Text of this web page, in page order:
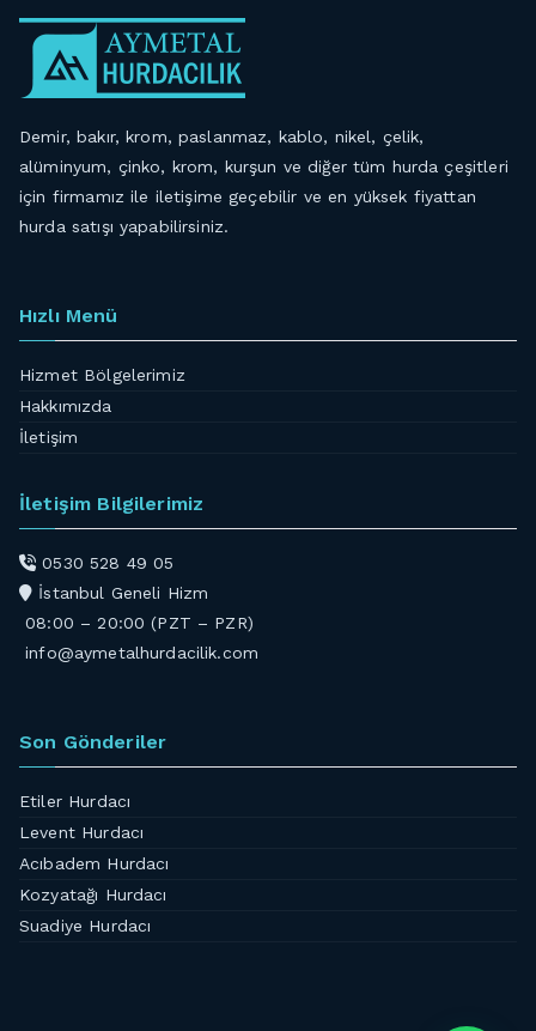
Demir, bakır, krom, paslanmaz, kablo, nikel, çelik,
alüminyum, çinko, krom, kurşun ve diğer tüm hurda çeşitleri
için firmamız ile iletişime geçebilir ve en yüksek fiyattan
hurda satışı yapabilirsiniz.
Hızlı Menü
Hizmet Bölgelerimiz
Hakkımızda
İletişim
İletişim Bilgilerimiz
0530 528 49 05
İstanbul Geneli Hizm
08:00 – 20:00 (PZT – PZR)
info@aymetalhurdacilik.com
Son Gönderiler
Etiler Hurdacı
Levent Hurdacı
Acıbadem Hurdacı
Kozyatağı Hurdacı
Suadiye Hurdacı